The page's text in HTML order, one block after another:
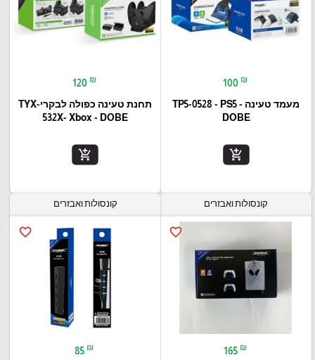
100 ₪
מעמד טעינה TP5-0528 - PS5 -
DOBE
add_shopping_cart
120 ₪
תחנת טעינה כפולה לבקריTYX-
532X- Xbox - DOBE
add_shopping_cart
קונסולות ואבזרים
favorite_border
165 ₪
קונסולות ואבזרים
favorite_border
85 ₪